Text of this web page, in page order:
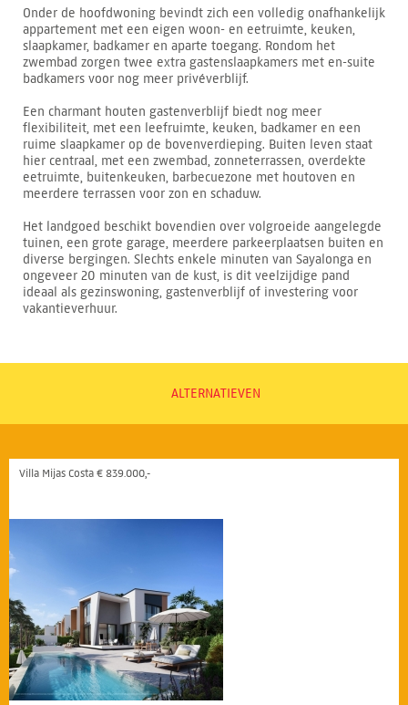
Onder de hoofdwoning bevindt zich een volledig onafhankelijk
appartement met een eigen woon- en eetruimte, keuken,
slaapkamer, badkamer en aparte toegang. Rondom het
zwembad zorgen twee extra gastenslaapkamers met en-suite
badkamers voor nog meer privéverblijf.
Een charmant houten gastenverblijf biedt nog meer
flexibiliteit, met een leefruimte, keuken, badkamer en een
ruime slaapkamer op de bovenverdieping. Buiten leven staat
hier centraal, met een zwembad, zonneterrassen, overdekte
eetruimte, buitenkeuken, barbecuezone met houtoven en
meerdere terrassen voor zon en schaduw.
Het landgoed beschikt bovendien over volgroeide aangelegde
tuinen, een grote garage, meerdere parkeerplaatsen buiten en
diverse bergingen. Slechts enkele minuten van Sayalonga en
ongeveer 20 minuten van de kust, is dit veelzijdige pand
ideaal als gezinswoning, gastenverblijf of investering voor
vakantieverhuur.
ALTERNATIEVEN
Villa Mijas Costa € 839.000,-